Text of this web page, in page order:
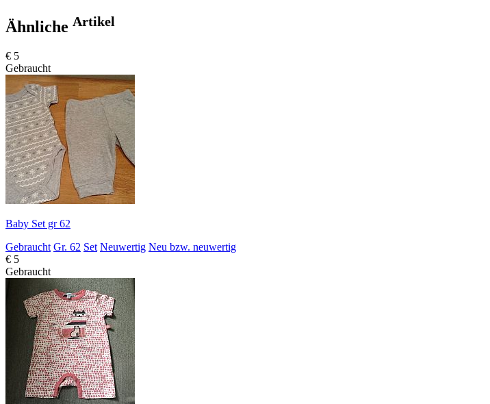
Ähnliche Artikel
€ 5
Gebraucht
Baby Set gr 62
Gebraucht Gr. 62 Set Neuwertig Neu bzw. neuwertig
€ 5
Gebraucht